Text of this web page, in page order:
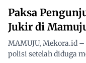
Paksa
Jukir di
MAMUJU, Mekora.id
polisi setelah diduga